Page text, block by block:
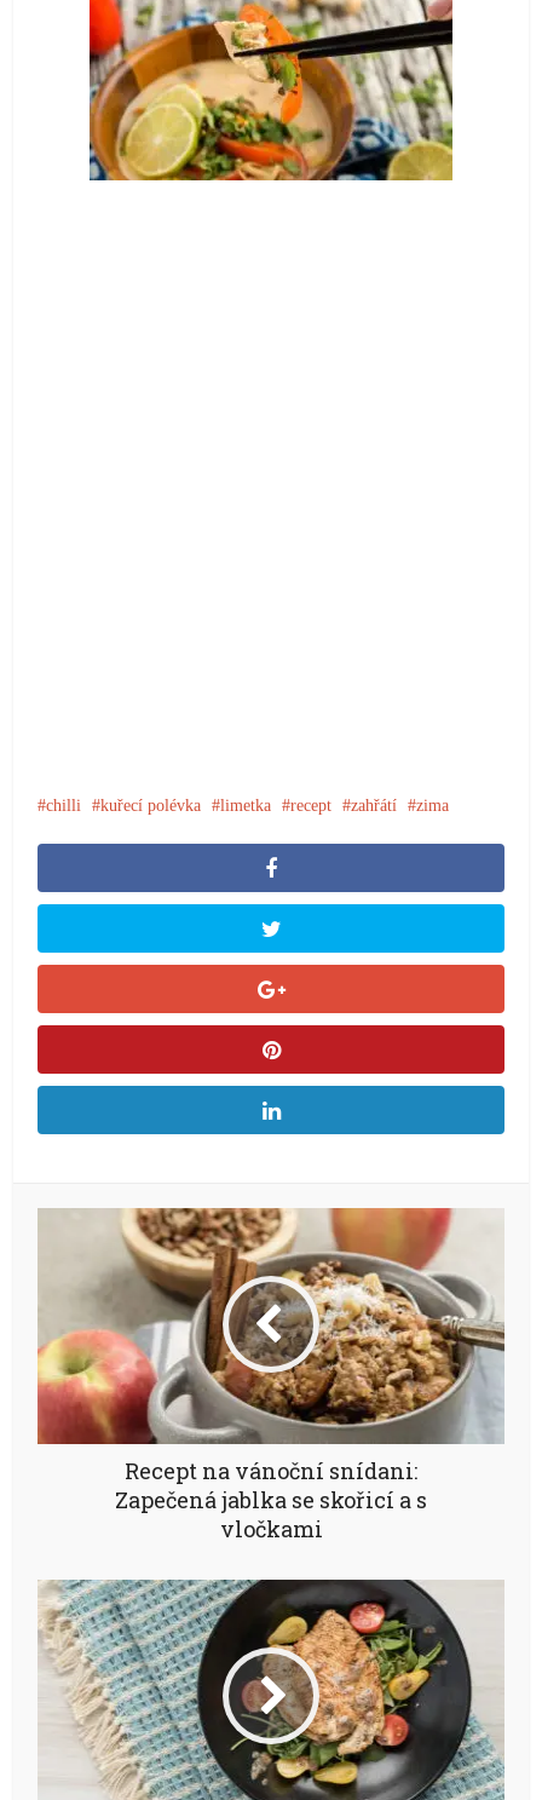
chilli kuřecí polévka limetka recept zahřátí zima
Recept na vánoční snídani:
Zapečená jablka se skořicí a s
vločkami